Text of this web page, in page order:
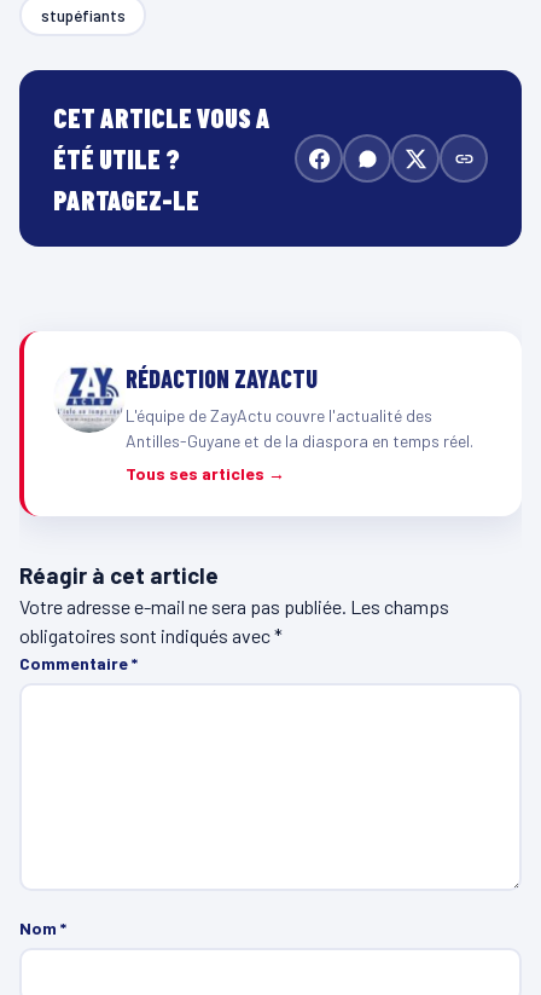
stupéfiants
CET ARTICLE VOUS A
ÉTÉ UTILE ?
PARTAGEZ-LE
RÉDACTION ZAYACTU
L'équipe de ZayActu couvre l'actualité des
Antilles-Guyane et de la diaspora en temps réel.
Tous ses articles →
Réagir à cet article
Votre adresse e-mail ne sera pas publiée. Les champs
obligatoires sont indiqués avec*
Commentaire*
Nom *